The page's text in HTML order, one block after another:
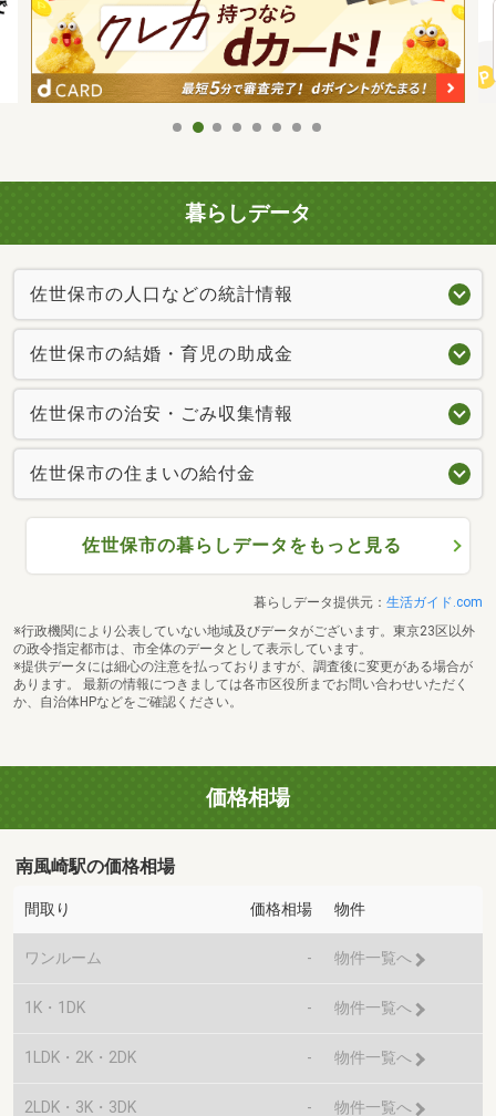
暮らしデータ
佐世保市の人口などの統計情報
佐世保市の結婚・育児の助成金
佐世保市の治安・ごみ収集情報
佐世保市の住まいの給付金
佐世保市の暮らしデータをもっと見る
暮らしデータ提供元： 生活ガイド.com
※行政機関により公表していない地域及びデータがございます。東京23区以外
の政令指定都市は、市全体のデータとして表示しています。
※提供データには細心の注意を払っておりますが、調査後に変更がある場合が
あります。 最新の情報につきましては各市区役所までお問い合わせいただく
か、自治体HPなどをご確認ください。
価格相場
南風崎駅の価格相場
間取り 価格相場 物件
ワンルーム - 物件一覧へ
1K・1DK - 物件一覧へ
1LDK・2K・2DK - 物件一覧へ
2LDK・3K・3DK - 物件一覧へ